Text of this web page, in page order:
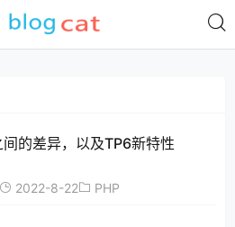
的差异，以及TP6新特性
2022-8-22 PHP